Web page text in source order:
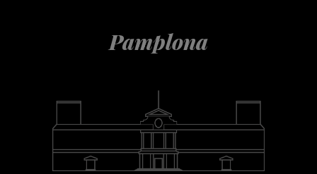
Pamplona